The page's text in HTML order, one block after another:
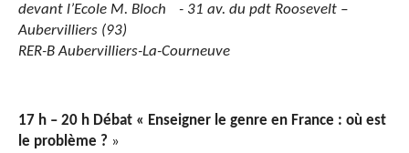
devant l’Ecole M. Bloch - 31 av. du pdt Roosevelt –
Aubervilliers (93)
RER-B Aubervilliers-La-Courneuve
17 h – 20 h Débat « Enseigner le genre en France : où est
le problème ? »